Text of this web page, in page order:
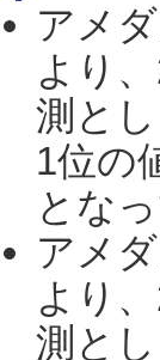
アメ
より
測と
1位の
とな
アメ
より
測と